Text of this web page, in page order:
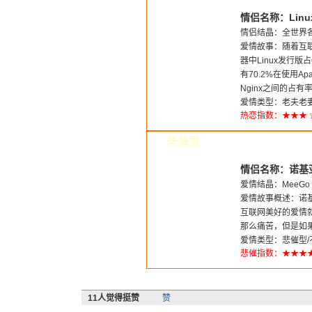
情侣名称：
情侣结晶：全世界
爱情故事：随着互
器中Linux发行版
有70.2%在使用
Nginx之间的占有
爱情类型：老夫老
热恋指数：★★★
悲催型
情侣名称：诺基
爱情结晶：MeeGo
爱情故事概述：诺
互联网美好的爱情
那么痛苦，但是如
爱情类型：悲催型/
悲催指数：
11人觉得挺赞 赞